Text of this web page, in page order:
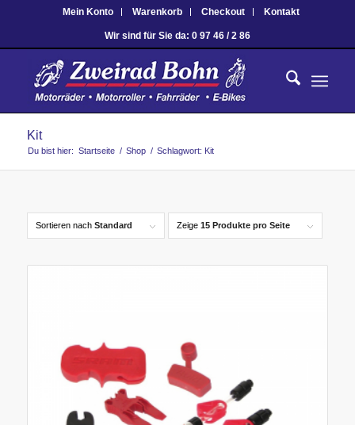
Mein Konto Warenkorb Checkout Kontakt
Wir sind für Sie da: 0 97 46 / 2 86
Kit
Du bist hier: Startseite / Shop / Schlagwort: Kit
Sortieren nach Standard Zeige 15 Produkte pro Seite